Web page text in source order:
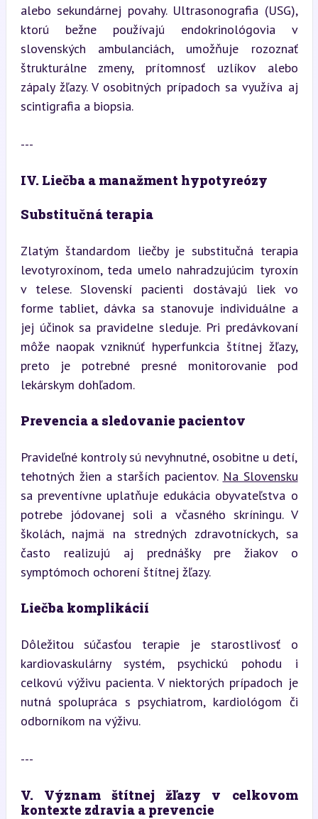
alebo sekundárnej povahy. Ultrasonografia (USG),
ktorú bežne používajú endokrinológovia v
slovenských ambulanciách, umožňuje rozoznať
štrukturálne zmeny, prítomnosť uzlíkov alebo
zápaly žľazy. V osobitných prípadoch sa využíva aj
scintigrafia a biopsia.
---
IV. Liečba a manažment hypotyreózy
Substitučná terapia
Zlatým štandardom liečby je substitučná terapia
levotyroxínom, teda umelo nahradzujúcim tyroxín
v telese. Slovenskí pacienti dostávajú liek vo
forme tabliet, dávka sa stanovuje individuálne a
jej účinok sa pravidelne sleduje. Pri predávkovaní
môže naopak vzniknúť hyperfunkcia štítnej žľazy,
preto je potrebné presné monitorovanie pod
lekárskym dohľadom.
Prevencia a sledovanie pacientov
Pravideľné kontroly sú nevyhnutné, osobitne u detí,
tehotných žien a starších pacientov. Na Slovensku
sa preventívne uplatňuje edukácia obyvateľstva o
potrebe jódovanej soli a včasného skríningu. V
školách, najmä na stredných zdravotníckych, sa
často realizujú aj prednášky pre žiakov o
symptómoch ochorení štítnej žľazy.
Liečba komplikácií
Dôležitou súčasťou terapie je starostlivosť o
kardiovaskulárny systém, psychickú pohodu i
celkovú výživu pacienta. V niektorých prípadoch je
nutná spolupráca s psychiatrom, kardiológom či
odborníkom na výživu.
---
V. Význam štítnej žľazy v celkovom
kontexte zdravia a prevencie